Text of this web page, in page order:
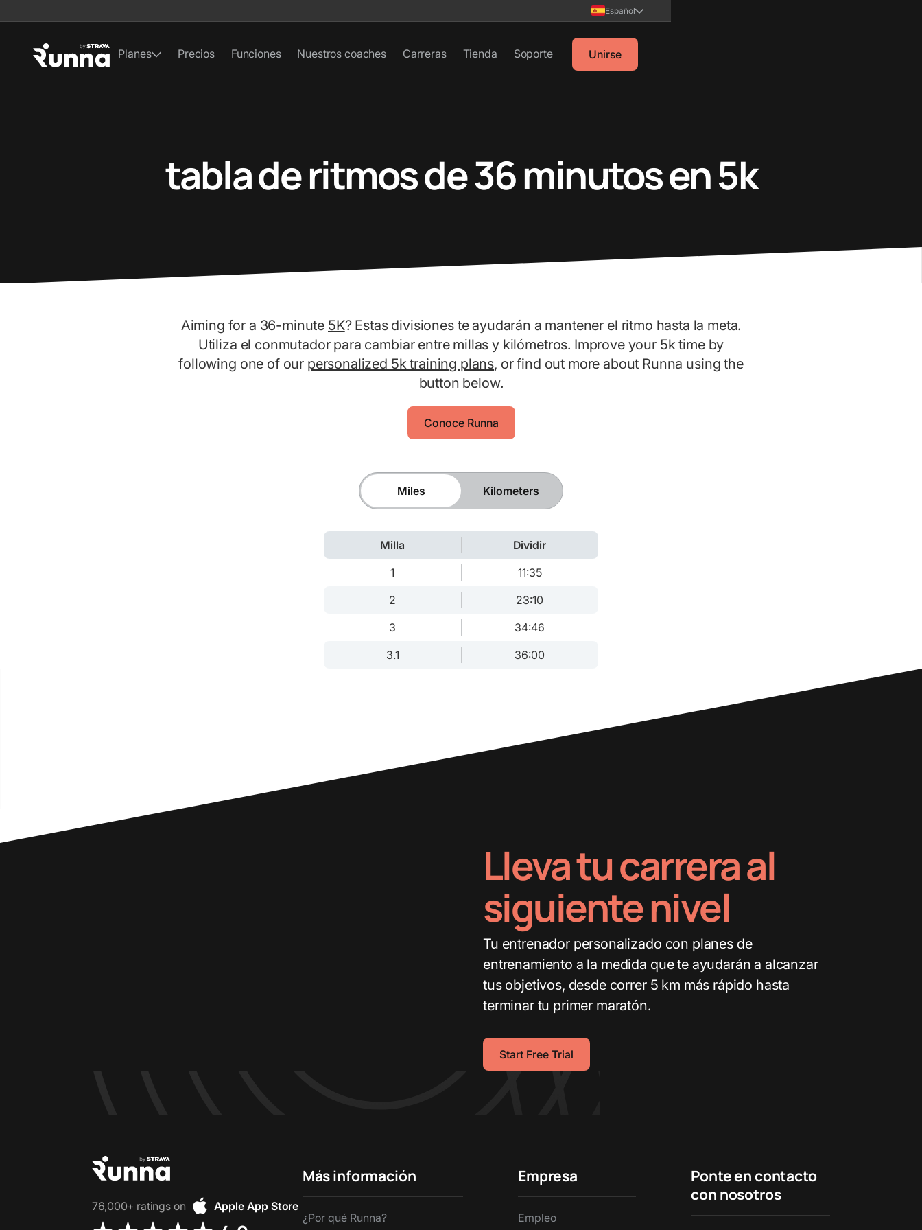
Español
Planes Precios Funciones Nuestros coaches Carreras Tienda Soporte Unirse
tabla de ritmos de 36 minutos en 5k
Aiming for a 36-minute 5K? Estas divisiones te ayudarán a mantener el ritmo hasta la meta.
Utiliza el conmutador para cambiar entre millas y kilómetros. Improve your 5k time by
following one of our personalized 5k training plans, or find out more about Runna using the
button below.
Conoce Runna
Miles Kilometers
Milla
Dividir
1
11:35
2
23:10
3
34:46
3.1
36:00
Lleva tu carrera al
siguiente nivel
Tu entrenador personalizado con planes de
entrenamiento a la medida que te ayudarán a alcanzar
tus objetivos, desde correr 5 km más rápido hasta
terminar tu primer maratón.
Start Free Trial
76,000+ ratings on Apple App Store
Más información
¿Por qué Runna?
Empresa
Empleo
Ponte en contacto
con nosotros